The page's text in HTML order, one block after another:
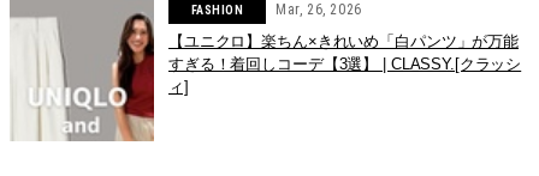
FASHION Mar, 26, 2026
【ユニクロ】楽ちん×きれいめ「白パンツ」が万能
すぎる！着回しコーデ【3選】 | CLASSY.[クラッシ
ィ]